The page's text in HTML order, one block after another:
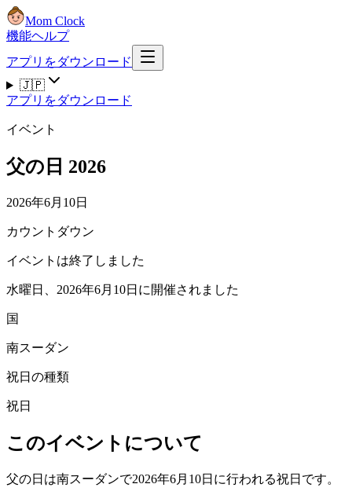
Mom Clock
機能ヘルプ
アプリをダウンロード
🇯🇵
アプリをダウンロード
イベント
父の日 2026
2026年6月10日
カウントダウン
イベントは終了しました
水曜日、2026年6月10日に開催されました
国
南スーダン
祝日の種類
祝日
このイベントについて
父の日は南スーダンで2026年6月10日に行われる祝日です。